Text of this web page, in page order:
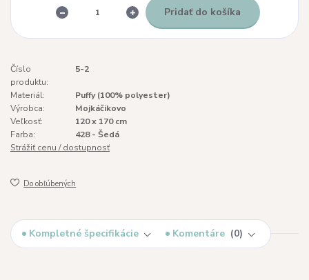
Pridať do košíka
Číslo
produktu:
5-2
Materiál:
Puffy (100% polyester)
Výrobca:
Mojkáčikovo
Veľkosť:
120 x 170 cm
Farba:
428 - Šedá
Strážiť cenu / dostupnosť
Do obľúbených
Kompletné špecifikácie Komentáre 0